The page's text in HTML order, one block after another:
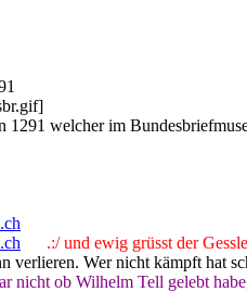
1291 welcher im
.:/ und ewig grüsst der
verlieren. Wer nicht kämpft hat
nicht ob Wilhelm Tell gelebt